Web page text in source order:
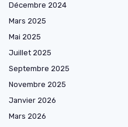
Décembre 2024
Mars 2025
Mai 2025
Juillet 2025
Septembre 2025
Novembre 2025
Janvier 2026
Mars 2026